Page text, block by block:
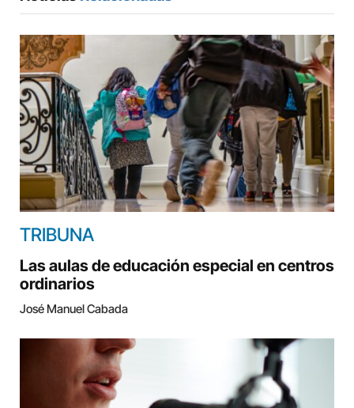
TRIBUNA
Las aulas de educación especial en centros
ordinarios
José Manuel Cabada